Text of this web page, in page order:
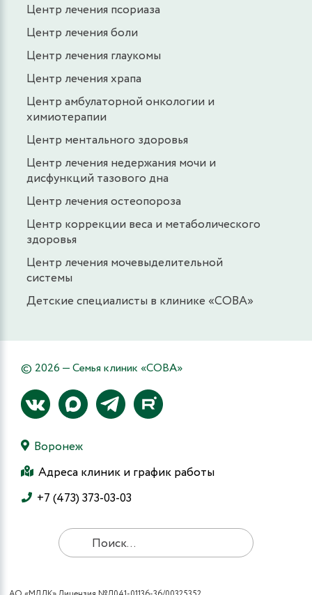
Центр лечения псориаза
Центр лечения боли
Центр лечения глаукомы
Центр лечения храпа
Центр амбулаторной онкологии и
химиотерапии
Центр ментального здоровья
Центр лечения недержания мочи и
дисфункций тазового дна
Центр лечения остеопороза
Центр коррекции веса и метаболического
здоровья
Центр лечения мочевыделительной
системы
Детские специалисты в клинике «СОВА»
© 2026 — Семья клиник «СОВА»
Воронеж
Адреса клиник и график работы
+7 (473) 373-03-03